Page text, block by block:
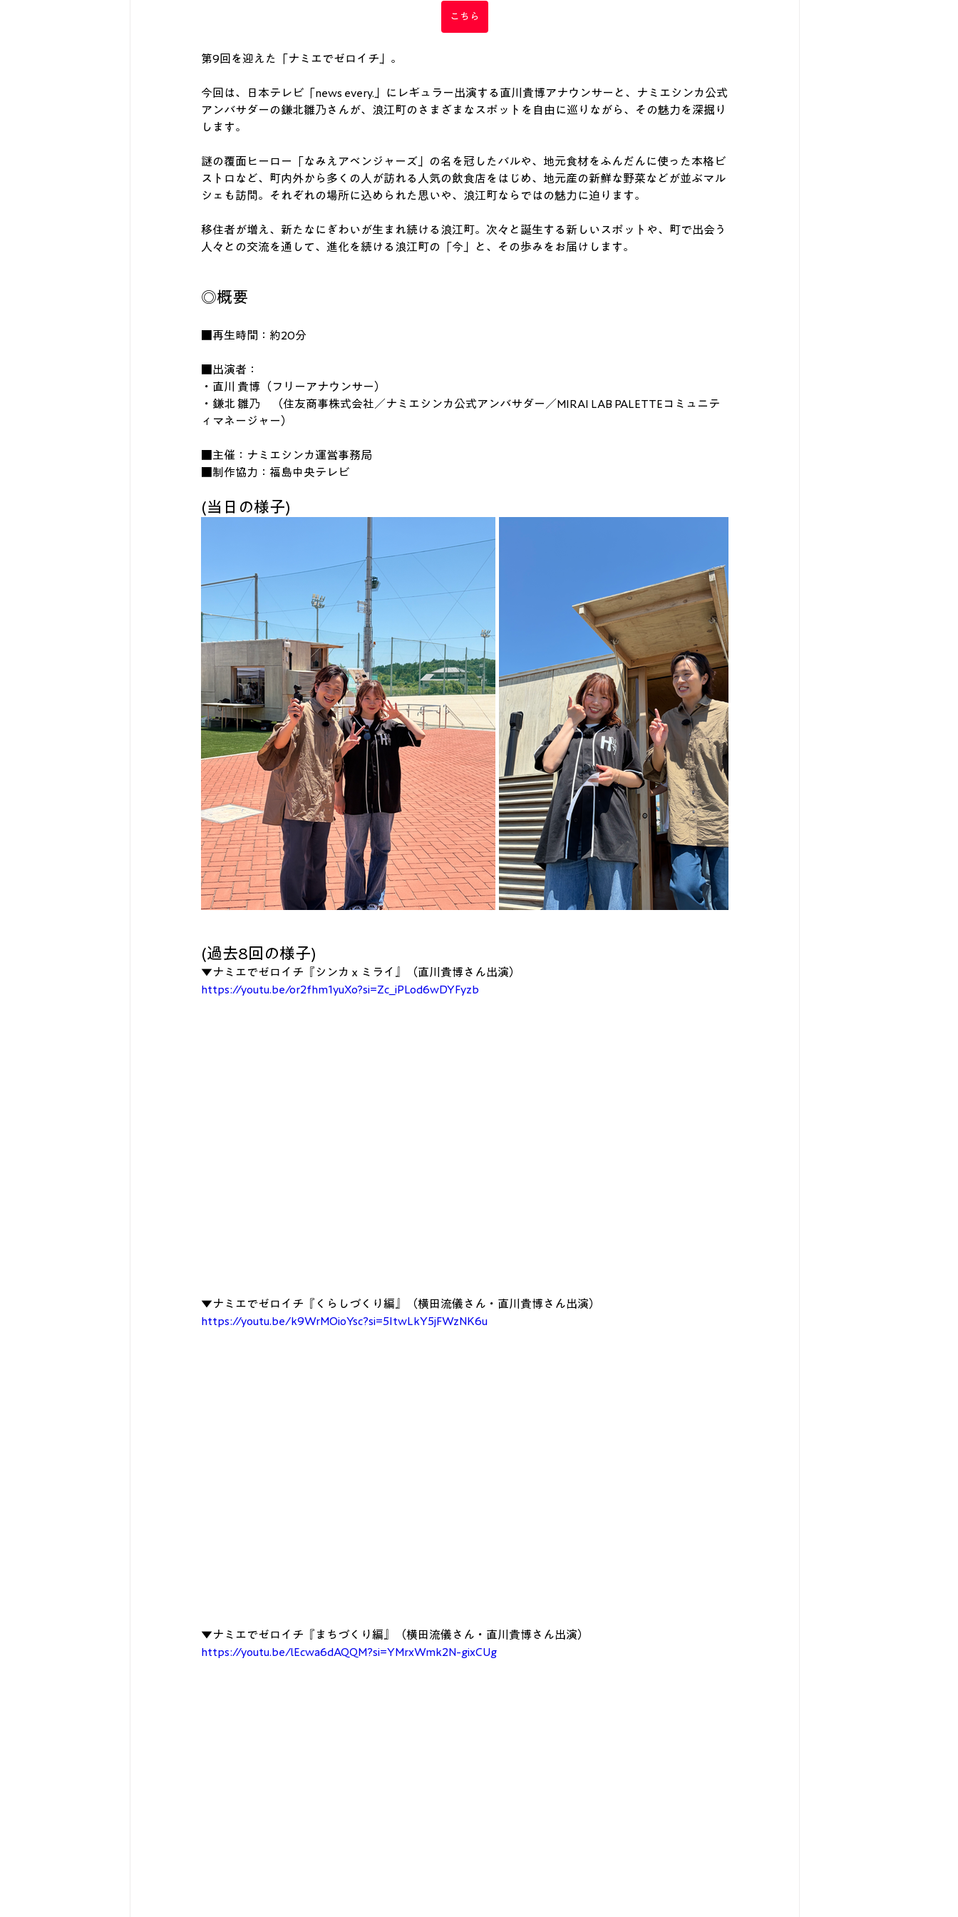
こちら
第9回を迎えた「ナミエでゼロイチ」。
今回は、日本テレビ「news every.」にレギュラー出演する直川貴博アナウンサーと、ナミエシンカ公式
アンバサダーの鎌北雛乃さんが、浪江町のさまざまなスポットを自由に巡りながら、その魅力を深掘り
します。
謎の覆面ヒーロー「なみえアベンジャーズ」の名を冠したバルや、地元食材をふんだんに使った本格ビ
ストロなど、町内外から多くの人が訪れる人気の飲食店をはじめ、地元産の新鮮な野菜などが並ぶマル
シェも訪問。それぞれの場所に込められた思いや、浪江町ならではの魅力に迫ります。
移住者が増え、新たなにぎわいが生まれ続ける浪江町。次々と誕生する新しいスポットや、町で出会う
人々との交流を通して、進化を続ける浪江町の「今」と、その歩みをお届けします。
◎概要
■再生時間：約20分
■出演者：
・直川 貴博（フリーアナウンサー）
・鎌北 雛乃　（住友商事株式会社／ナミエシンカ公式アンバサダー／MIRAI LAB PALETTEコミュニテ
ィマネージャー）
■主催：ナミエシンカ運営事務局
■制作協力：福島中央テレビ
(当日の様子)
(過去8回の様子)
▼ナミエでゼロイチ『シンカｘミライ』（直川貴博さん出演）
https://youtu.be/or2fhm1yuXo?si=Zc_iPLod6wDYFyzb
▼ナミエでゼロイチ『くらしづくり編』（横田流儀さん・直川貴博さん出演）
https://youtu.be/k9WrMOioYsc?si=5ItwLkY5jFWzNK6u
▼ナミエでゼロイチ『まちづくり編』（横田流儀さん・直川貴博さん出演）
https://youtu.be/lEcwa6dAQQM?si=YMrxWmk2N-gixCUg